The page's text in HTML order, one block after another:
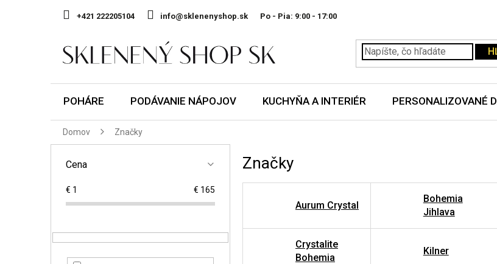
+421 222205104 info@sklenenyshop.sk Po - Pia:
POHÁRE PODÁVANIE NÁPOJOV KUCHYŇA A INTERIÉR PERSONALIZOVANÉ
Domov Značky
a
Cena
€ 1 € 165
Značky
Aurum Crystal
Bohemia
Jihlava
Crystalite
Bohemia
Kilner